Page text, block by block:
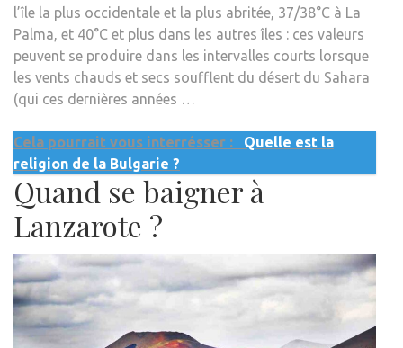
l’île la plus occidentale et la plus abritée, 37/38°C à La
Palma, et 40°C et plus dans les autres îles : ces valeurs
peuvent se produire dans les intervalles courts lorsque
les vents chauds et secs soufflent du désert du Sahara
(qui ces dernières années …
Cela pourrait vous interrésser :
Quelle est la
religion de la Bulgarie ?
Quand se baigner à
Lanzarote ?